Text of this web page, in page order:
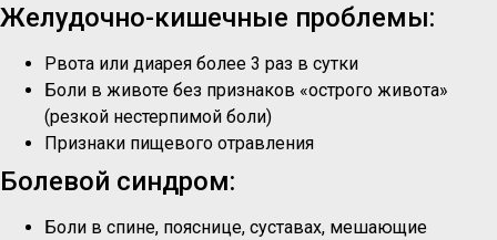
Желудочно-кишечные проблемы:
Рвота или диарея более 3 раз в сутки
Боли в животе без признаков «острого живота»
(резкой нестерпимой боли)
Признаки пищевого отравления
Болевой синдром:
Боли в спине, пояснице, суставах, мешающие